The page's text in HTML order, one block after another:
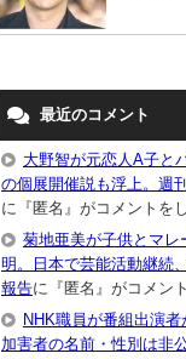
最近のコメント
大野智が元恋人A子と
の個展開催説も浮上。週
に『匿名』がコメントを
菊地亜美が子供とマレ
明。日本で芸能活動継続
報告に『匿名』がコメン
NHK職員が番組出演者
加害者の名前・性別は非